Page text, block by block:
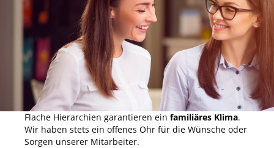
Flache Hierarchien garantieren ein familiäres Klima.
Wir haben stets ein offenes Ohr für die Wünsche oder
Sorgen unserer Mitarbeiter.